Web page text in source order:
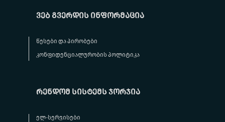
ვებ გვერდის ინფორმაცია
წესები და პირობები
კონფიდენციალურობის პოლიტიკა
რენდომ სისტემს ჯორჯია
ელ-სერვისები